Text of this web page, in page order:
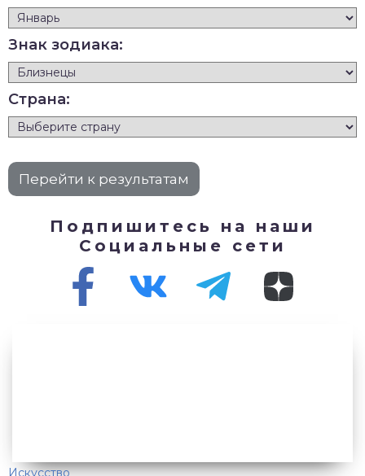
Знак зодиака:
Страна:
Подпишитесь на наши
Социальные сети
Искусство